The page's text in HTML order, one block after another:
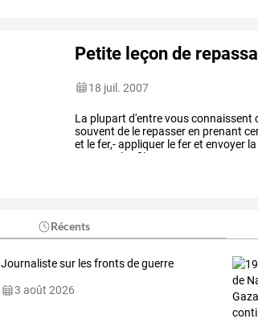
Petite leçon de
18 juil. 2007
La plupart d'entrevousconnaissent
souvent de le repasseren prenant
et lefer,-appliquer leferet envoyer la
les fils
Récents
Journaliste sur les fronts de guerre
3 août 2026